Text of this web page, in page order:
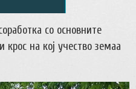
со основните
на кој учество земаа